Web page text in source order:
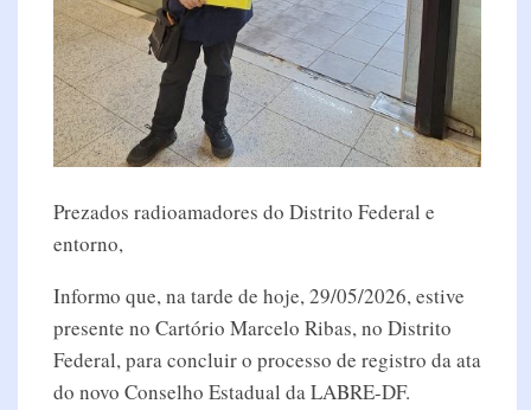
Prezados radioamadores do Distrito Federal e
entorno,
Informo que, na tarde de hoje, 29/05/2026, estive
presente no Cartório Marcelo Ribas, no Distrito
Federal, para concluir o processo de registro da ata
do novo Conselho Estadual da LABRE-DF.